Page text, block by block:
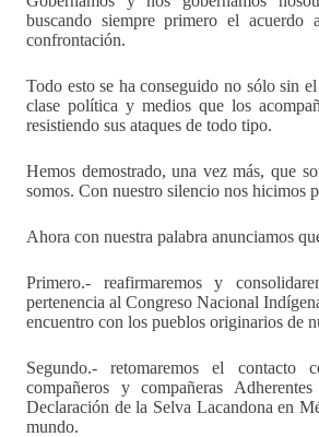
buscando siempre primero el acuerdo
confrontación.
Todo esto se ha conseguido no sólo sin
clase política y medios que los
resistiendo sus ataques de todo tipo.
Hemos demostrado, una vez más, que
somos. Con nuestro silencio nos hicimos
Ahora con nuestra palabra anunciamos
Primero.- reafirmaremos y
pertenencia al Congreso Nacional
encuentro con los pueblos originarios de
Segundo.- retomaremos el contacto
compañeros y compañeras
Declaración de la Selva Lacandona en
mundo.